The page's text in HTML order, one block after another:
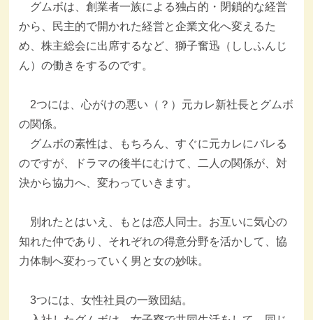
グムボは、創業者一族による独占的・閉鎖的な経営
から、民主的で開かれた経営と企業文化へ変えるた
め、株主総会に出席するなど、獅子奮迅（ししふんじ
ん）の働きをするのです。
2つには、心がけの悪い（？）元カレ新社長とグムボ
の関係。
グムボの素性は、もちろん、すぐに元カレにバレる
のですが、ドラマの後半にむけて、二人の関係が、対
決から協力へ、変わっていきます。
別れたとはいえ、もとは恋人同士。お互いに気心の
知れた仲であり、それぞれの得意分野を活かして、協
力体制へ変わっていく男と女の妙味。
3つには、女性社員の一致団結。